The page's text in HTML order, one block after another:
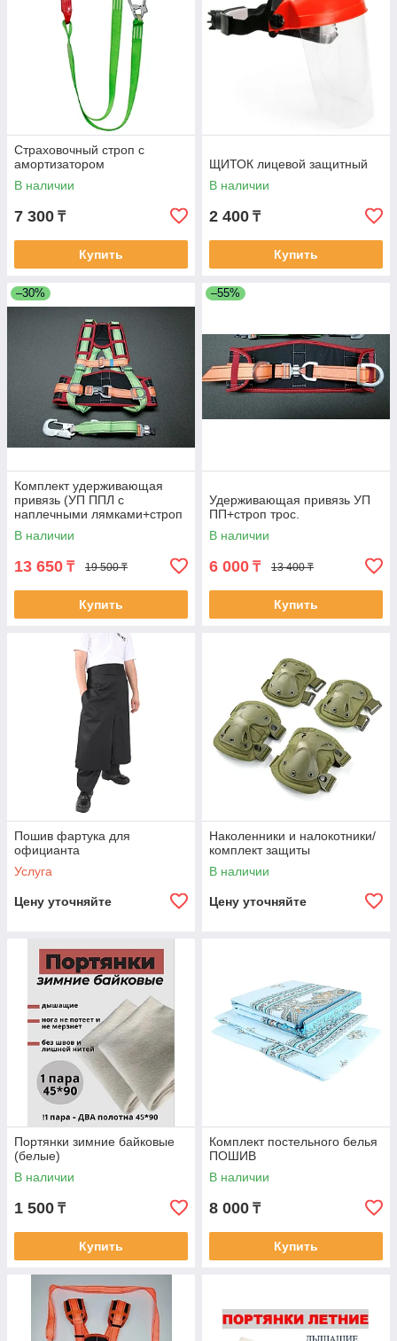
Страховочный строп с
амортизатором
В наличии
7 300 ₸
Купить
ЩИТОК лицевой защитный
В наличии
2 400 ₸
Купить
–30%
Комплект удерживающая
привязь (УП ППЛ с
наплечными лямками+строп
ленте(строп А)
В наличии
13 650 ₸ 19 500 ₸
Купить
–55%
Удерживающая привязь УП
ПП+строп трос.
В наличии
6 000 ₸ 13 400 ₸
Купить
Пошив фартука для
официанта
Услуга
Цену уточняйте
Наколенники и налокотники/
комплект защиты
В наличии
Цену уточняйте
Портянки зимние байковые
(белые)
В наличии
1 500 ₸
Купить
Комплект постельного белья
ПОШИВ
В наличии
8 000 ₸
Купить